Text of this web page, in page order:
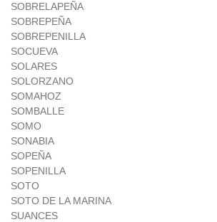
SOBRELAPEÑA
SOBREPEÑA
SOBREPENILLA
SOCUEVA
SOLARES
SOLORZANO
SOMAHOZ
SOMBALLE
SOMO
SONABIA
SOPEÑA
SOPENILLA
SOTO
SOTO DE LA MARINA
SUANCES